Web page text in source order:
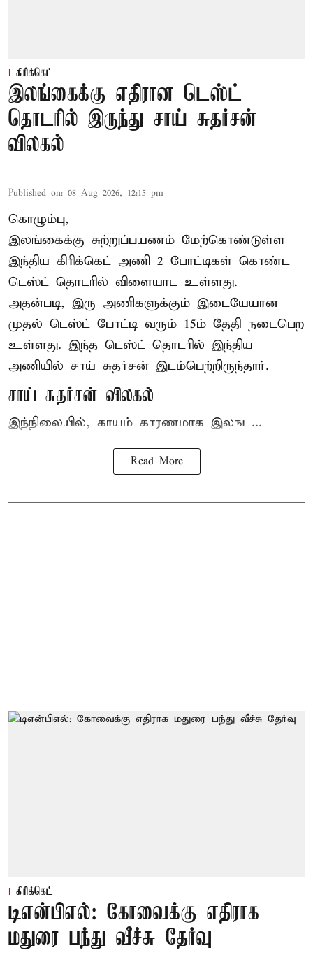
கிரிக்கெட்
இலங்கைக்கு எதிரான டெஸ்ட்
தொடரில் இருந்து சாய் சுதர்சன்
விலகல்
Published on: 08 Aug 2026, 12:15 pm
கொழும்பு,
இலங்கைக்கு சுற்றுப்பயணம் மேற்கொண்டுள்ள
இந்திய கிரிக்கெட் அணி 2 போட்டிகள் கொண்ட
டெஸ்ட் தொடரில் விளையாட உள்ளது.
அதன்படி, இரு அணிகளுக்கும் இடையேயான
முதல் டெஸ்ட் போட்டி வரும் 15ம் தேதி நடைபெற
உள்ளது. இந்த டெஸ்ட் தொடரில் இந்திய
அணியில் சாய் சுதர்சன் இடம்பெற்றிருந்தார்.
சாய் சுதர்சன் விலகல்
இந்நிலையில், காயம் காரணமாக இலங ...
Read More
கிரிக்கெட்
டிஎன்பிஎல்: கோவைக்கு எதிராக
மதுரை பந்து வீச்சு தேர்வு